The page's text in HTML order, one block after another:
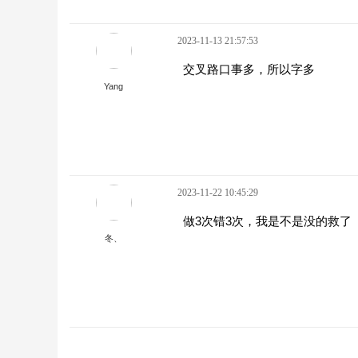
Yang
2023-11-13 21:57:53
交叉路口事多，所以字多
冬、
2023-11-22 10:45:29
做3次错3次，我是不是没的救了